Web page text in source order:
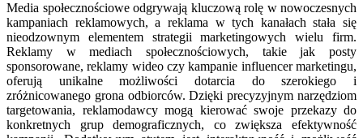
Media społecznościowe odgrywają kluczową rolę w nowoczesnych
kampaniach reklamowych, a reklama w tych kanałach stała się
nieodzownym elementem strategii marketingowych wielu firm.
Reklamy w mediach społecznościowych, takie jak posty
sponsorowane, reklamy wideo czy kampanie influencer marketingu,
oferują unikalne możliwości dotarcia do szerokiego i
zróżnicowanego grona odbiorców. Dzięki precyzyjnym narzędziom
targetowania, reklamodawcy mogą kierować swoje przekazy do
konkretnych grup demograficznych, co zwiększa efektywność